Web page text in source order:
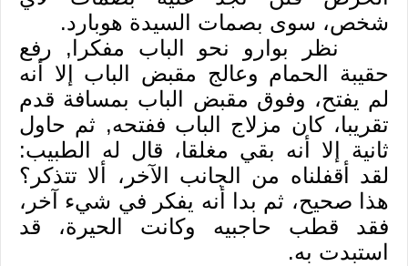
شخص، سوى بصمات السيدة هوبارد.
نظر بوارو نحو الباب مفكرا, رفع
حقيبة الحمام وعالج مقبض الباب إلا أنه
لم يفتح، وفوق مقبض الباب بمسافة قدم
تقريبا، كان مزلاج الباب ففتحه, ثم حاول
ثانية إلا أنه بقي مغلقا، قال له الطبيب:
لقد أقفلناه من الجانب الآخر، ألا تتذكر؟
هذا صحيح، ثم بدا أنه يفكر في شيء آخر،
فقد قطب حاجبيه وكانت الحيرة، قد
استبدت به.